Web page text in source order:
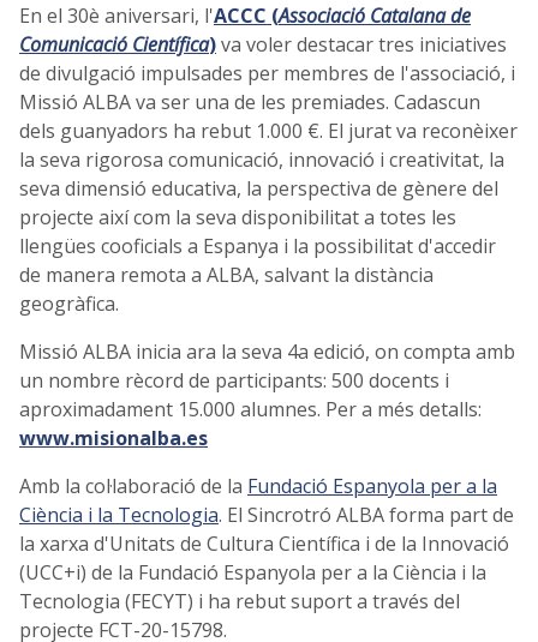
En el 30è aniversari, l'ACCC (Associació Catalana de
Comunicació Científica)va voler destacar tres iniciatives
de divulgació impulsades per membres de l'associació, i
Missió ALBA va ser una de les premiades. Cadascun
dels guanyadors ha rebut 1.000 €. El jurat va reconèixer
la seva rigorosa comunicació, innovació i creativitat, la
seva dimensió educativa, la perspectiva de gènere del
projecte així com la seva disponibilitat a totes les
llengües cooficials a Espanya i la possibilitat d'accedir
de manera remota a ALBA, salvant la distància
geogràfica.
Missió ALBA inicia ara la seva 4a edició, on compta amb
un nombre rècord de participants: 500 docents i
aproximadament 15.000 alumnes. Per a més detalls:
www.misionalba.es
Amb la col·laboració de la Fundació Espanyola per a la
Ciència i la Tecnologia. El Sincrotró ALBA forma part de
la xarxa d'Unitats de Cultura Científica i de la Innovació
(UCC+i) de la Fundació Espanyola per a la Ciència i la
Tecnologia (FECYT) i ha rebut suport a través del
projecte FCT-20-15798.